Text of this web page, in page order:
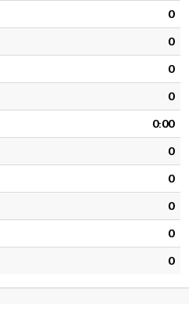
0
0
0
0
0:00
0
0
0
0
0